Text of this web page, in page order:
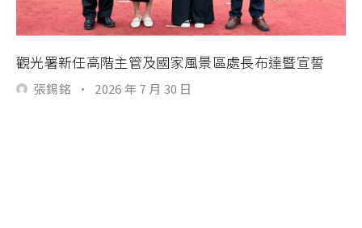
觀光署新任高階主管及國家風景區處長布達暨宣誓
張錫銘 · 2026 年 7 月 30 日